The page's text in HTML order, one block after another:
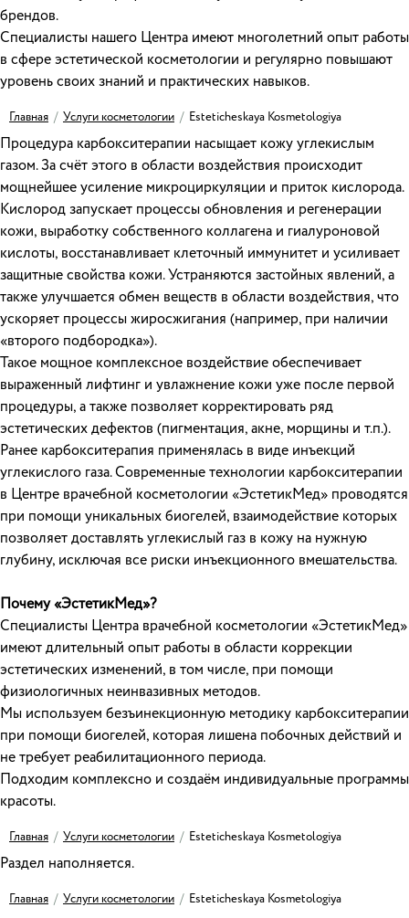
брендов.
Специалисты нашего Центра имеют многолетний опыт работы
в сфере эстетической косметологии и регулярно повышают
уровень своих знаний и практических навыков.
Главная / Услуги косметологии / Esteticheskaya Kosmetologiya
Процедура карбокситерапии насыщает кожу углекислым
газом. За счёт этого в области воздействия происходит
мощнейшее усиление микроциркуляции и приток кислорода.
Кислород запускает процессы обновления и регенерации
кожи, выработку собственного коллагена и гиалуроновой
кислоты, восстанавливает клеточный иммунитет и усиливает
защитные свойства кожи. Устраняются застойных явлений, а
также улучшается обмен веществ в области воздействия, что
ускоряет процессы жиросжигания (например, при наличии
«второго подбородка»).
Такое мощное комплексное воздействие обеспечивает
выраженный лифтинг и увлажнение кожи уже после первой
процедуры, а также позволяет корректировать ряд
эстетических дефектов (пигментация, акне, морщины и т.п.).
Ранее карбокситерапия применялась в виде инъекций
углекислого газа. Современные технологии карбокситерапии
в Центре врачебной косметологии «ЭстетикМед» проводятся
при помощи уникальных биогелей, взаимодействие которых
позволяет доставлять углекислый газ в кожу на нужную
глубину, исключая все риски инъекционного вмешательства.
Почему «ЭстетикМед»?
Специалисты Центра врачебной косметологии «ЭстетикМед»
имеют длительный опыт работы в области коррекции
эстетических изменений, в том числе, при помощи
физиологичных неинвазивных методов.
Мы используем безъинекционную методику карбокситерапии
при помощи биогелей, которая лишена побочных действий и
не требует реабилитационного периода.
Подходим комплексно и создаём индивидуальные программы
красоты.
Главная / Услуги косметологии / Esteticheskaya Kosmetologiya
Раздел наполняется.
Главная / Услуги косметологии / Esteticheskaya Kosmetologiya